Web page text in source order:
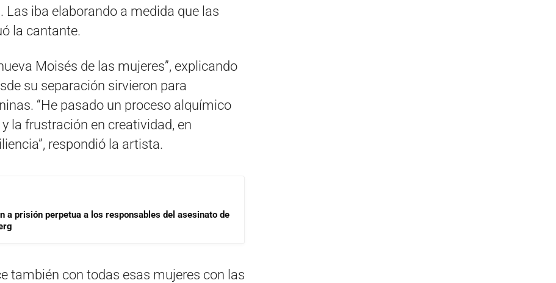
iba elaborando a medida que las
la cantante.
Moisés de las mujeres”, explicando
su separación sirvieron para
“He pasado un proceso alquímico
la frustración en creatividad, en
respondió la artista.
a prisión perpetua a los responsables del asesinato de
también con todas esas mujeres con las